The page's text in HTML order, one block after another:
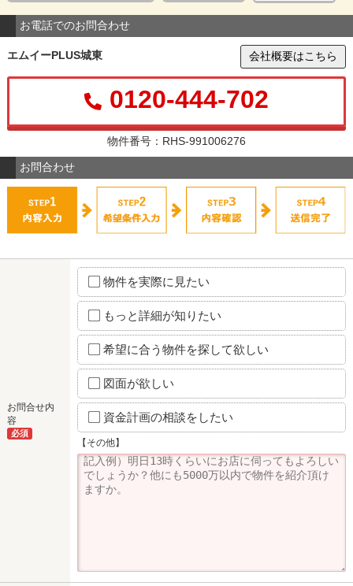
お電話でのお問合わせ
エムイーPLUS城東 会社概要はこちら
0120-444-702
物件番号：RHS-991006276
お問合わせ
お問合せ内
容
必須
物件を実際に見たい
もっと詳細が知りたい
希望に合う物件を探して欲しい
図面が欲しい
資金計画の相談をしたい
【その他】